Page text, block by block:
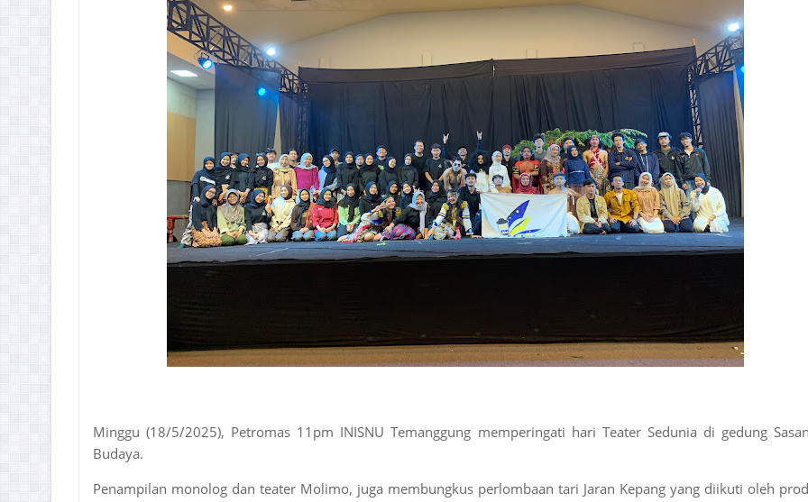
Minggu (18/5/2025), Petromas 11pm INISNU Temanggung memperingati hari Teater Sedunia di gedung
Budaya.
Penampilan monolog dan teater Molimo, juga membungkus perlombaan tari Jaran Kepang yang diikuti oleh